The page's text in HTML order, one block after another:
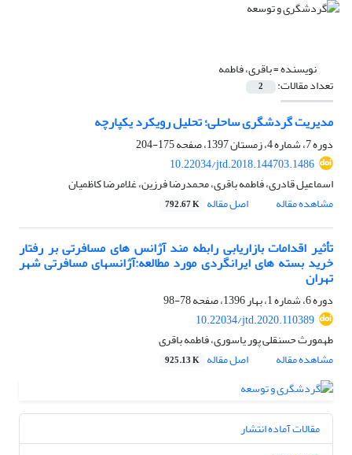
نویسنده =باقری، فاطمه
تعداد مقالات: 2
مدیریت گردشگری ساحلی؛ تحلیل رویکرد یکپارچه
دوره 7، شماره 4، زمستان 1397، صفحه
175-204
10.22034/jtd.2018.144703.1486
اسماعیل قادری، فاطمه باقری، محمدرضا فرزین، غلامرضا کاظمیان
مشاهده مقاله
اصل مقاله 792.67 K
تأثیر اقدامات بازاریابی رابطه مند آژانس های مسافرتی بر رفتار
خرید بسته های ایرانگردی مورد مطالعه:آژانس‏های مسافرتی شهر
تهران
دوره 6، شماره 1، بهار 1396، صفحه
78-98
10.22034/jtd.2020.110389
طهمورث حسنقلی پور یاسوری، فاطمه باقری
مشاهده مقاله
اصل مقاله 925.13 K
مقالات آماده انتشار